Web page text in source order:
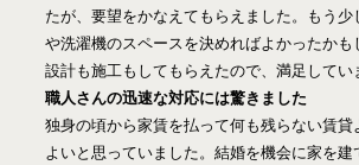
たが、要望をかなえてもらえました。もう
や洗濯機のスペースを決めればよかったかも
設計も施工もしてもらえたので、満足してい
職人さんの迅速な対応には驚きました
独身の頃から家賃を払って何も残らない賃
よいと思っていました。結婚を機会に家を建